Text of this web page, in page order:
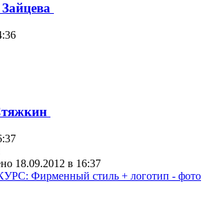
18.09.2012 в 16:37